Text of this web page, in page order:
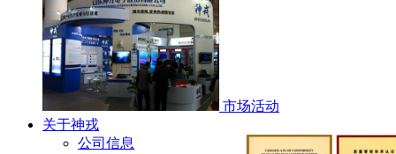
市场活动
关于神戎
公司信息